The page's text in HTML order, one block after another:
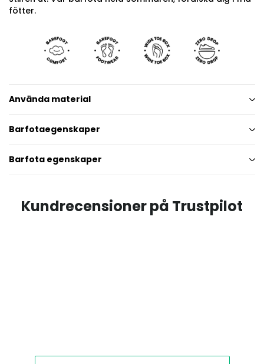
fötter.
Använda material
Barfotaegenskaper
Barfota egenskaper
Kundrecensioner på Trustpilot